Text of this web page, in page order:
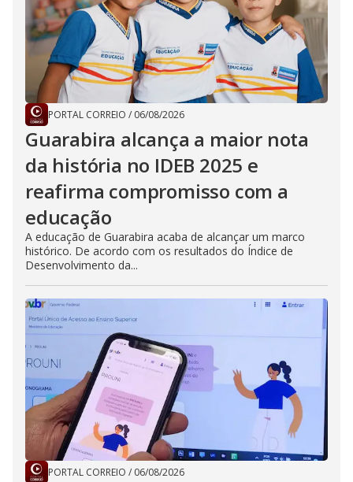
PORTAL CORREIO / 06/08/2026
Guarabira alcança a maior nota
da história no IDEB 2025 e
reafirma compromisso com a
educação
A educação de Guarabira acaba de alcançar um marco
histórico. De acordo com os resultados do Índice de
Desenvolvimento da...
PORTAL CORREIO / 06/08/2026